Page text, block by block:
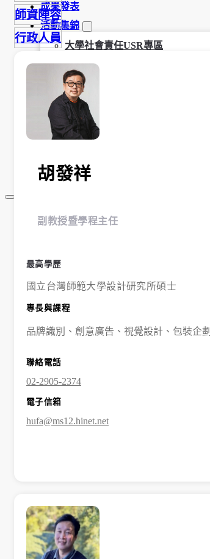
成果發表
活動集錦
大學社會責任USR專區
學生成果呈現
學生課外活動
訪談照片
相關連結
最新消息
活動
獎助學金
學程簡介
課程資訊
成果發表
活動集錦
學生成果呈現
學生課外活動
師資陣容
行政人員
胡發祥
副教授暨學程主任
最高學歷
國立台灣師範大學設計研究所碩士
專長與課程
品牌識別、創意廣告、視覺設計、包裝企劃
聯絡電話
02-2905-2374
電子信箱
hufa@ms12.hinet.net